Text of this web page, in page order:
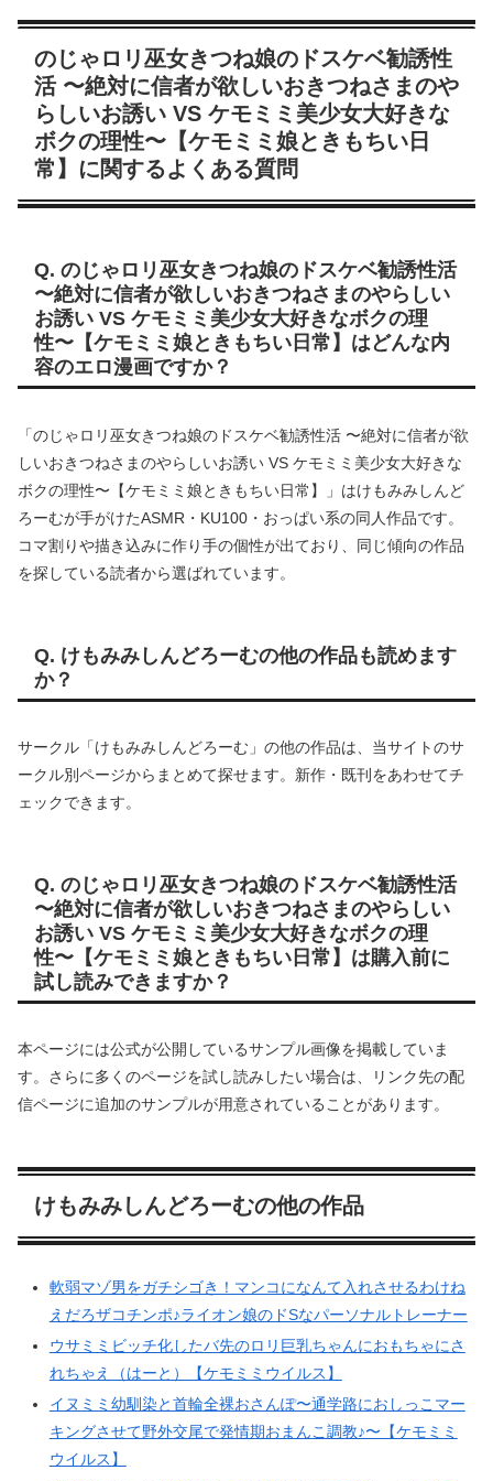
のじゃロリ巫女きつね娘のドスケベ勧誘性
活 〜絶対に信者が欲しいおきつねさまのや
らしいお誘い VS ケモミミ美少女大好きな
ボクの理性〜【ケモミミ娘ときもちい日
常】に関するよくある質問
Q. のじゃロリ巫女きつね娘のドスケベ勧誘性活
〜絶対に信者が欲しいおきつねさまのやらしい
お誘い VS ケモミミ美少女大好きなボクの理
性〜【ケモミミ娘ときもちい日常】はどんな内
容のエロ漫画ですか？
「のじゃロリ巫女きつね娘のドスケベ勧誘性活 〜絶対に信者が欲
しいおきつねさまのやらしいお誘い VS ケモミミ美少女大好きな
ボクの理性〜【ケモミミ娘ときもちい日常】」はけもみみしんど
ろーむが手がけたASMR・KU100・おっぱい系の同人作品です。
コマ割りや描き込みに作り手の個性が出ており、同じ傾向の作品
を探している読者から選ばれています。
Q. けもみみしんどろーむの他の作品も読めます
か？
サークル「けもみみしんどろーむ」の他の作品は、当サイトのサ
ークル別ページからまとめて探せます。新作・既刊をあわせてチ
ェックできます。
Q. のじゃロリ巫女きつね娘のドスケベ勧誘性活
〜絶対に信者が欲しいおきつねさまのやらしい
お誘い VS ケモミミ美少女大好きなボクの理
性〜【ケモミミ娘ときもちい日常】は購入前に
試し読みできますか？
本ページには公式が公開しているサンプル画像を掲載していま
す。さらに多くのページを試し読みしたい場合は、リンク先の配
信ページに追加のサンプルが用意されていることがあります。
けもみみしんどろーむの他の作品
軟弱マゾ男をガチシゴき！マンコになんて入れさせるわけね
えだろザコチンポ♪ライオン娘のドSなパーソナルトレーナー
ウサミミビッチ化したバ先のロリ巨乳ちゃんにおもちゃにさ
れちゃえ（はーと）【ケモミミウイルス】
イヌミミ幼馴染と首輪全裸おさんぽ〜通学路におしっこマー
キングさせて野外交尾で発情期おまんこ調教♪〜【ケモミミ
ウイルス】